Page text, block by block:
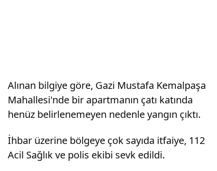
Alınan bilgiye göre, Gazi Mustafa Kemalpaşa
Mahallesi'nde bir apartmanın çatı katında
henüz belirlenemeyen nedenle yangın çıktı.
İhbar üzerine bölgeye çok sayıda itfaiye, 112
Acil Sağlık ve polis ekibi sevk edildi.